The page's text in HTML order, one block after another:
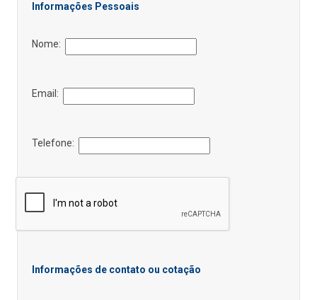
Informações Pessoais
Nome:
Email:
Telefone:
Informações de contato ou cotação